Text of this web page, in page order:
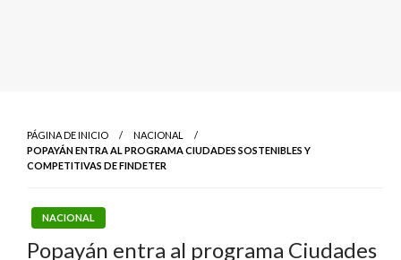
PÁGINA DE INICIO
NACIONAL
POPAYÁN ENTRA AL PROGRAMA CIUDADES SOSTENIBLES Y
COMPETITIVAS DE FINDETER
NACIONAL
Popayán entra al programa Ciudades